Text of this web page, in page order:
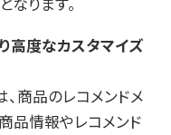
高度なカスタマイズ
品のレコメンドメ
品情報やレコメンド